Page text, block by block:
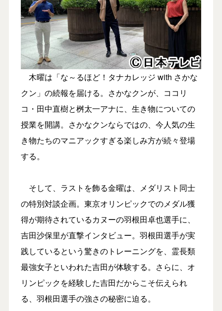
木曜は「な～るほど！タナカレッジ with さかな
クン」の続報を届ける。さかなクンが、ココリ
コ・田中直樹と桝太一アナに、生き物についての
授業を開講。さかなクンならではの、今人気の生
き物たちのマニアックすぎる楽しみ方が続々登場
する。
そして、ラストを飾る金曜は、メダリスト同士
の特別対談企画。東京オリンピックでのメダル獲
得が期待されているカヌーの羽根田卓也選手に、
吉田沙保里が直撃インタビュー。羽根田選手が実
践しているという驚きのトレーニングを、霊長類
最強女子といわれた吉田が体験する。さらに、オ
リンピックを経験した吉田だからこそ伝えられ
る、羽根田選手の強さの秘密に迫る。